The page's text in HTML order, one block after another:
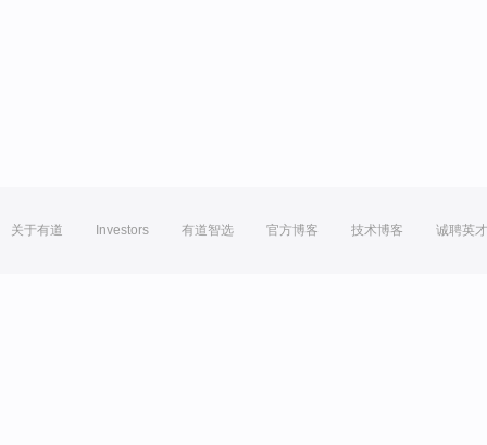
关于有道 Investors 有道智选 官方博客 技术博客 诚聘英才